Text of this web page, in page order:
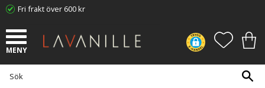
Fri frakt över 600 kr